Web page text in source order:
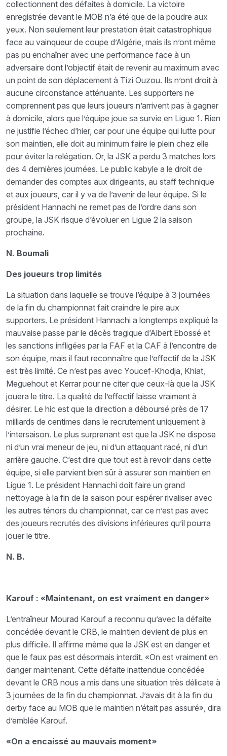
collectionnent des défaites à domicile. La victoire
enregistrée devant le MOB n’a été que de la poudre aux
yeux. Non seulement leur prestation était catastrophique
face au vainqueur de coupe d’Algérie, mais ils n’ont même
pas pu enchaîner avec une performance face à un
adversaire dont l’objectif était de revenir au maximum avec
un point de son déplacement à Tizi Ouzou. Ils n’ont droit à
aucune circonstance atténuante. Les supporters ne
comprennent pas que leurs joueurs n’arrivent pas à gagner
à domicile, alors que l’équipe joue sa survie en Ligue 1. Rien
ne justifie l’échec d’hier, car pour une équipe qui lutte pour
son maintien, elle doit au minimum faire le plein chez elle
pour éviter la relégation. Or, la JSK a perdu 3 matches lors
des 4 dernières journées. Le public kabyle a le droit de
demander des comptes aux dirigeants, au staff technique
et aux joueurs, car il y va de l’avenir de leur équipe. Si le
président Hannachi ne remet pas de l’ordre dans son
groupe, la JSK risque d’évoluer en Ligue 2 la saison
prochaine.
N. Boumali
Des joueurs trop limités
La situation dans laquelle se trouve l’équipe à 3 journées
de la fin du championnat fait craindre le pire aux
supporters. Le président Hannachi a longtemps expliqué la
mauvaise passe par le décès tragique d’Albert Ebossé et
les sanctions infligées par la FAF et la CAF à l’encontre de
son équipe, mais il faut reconnaître que l’effectif de la JSK
est très limité. Ce n’est pas avec Youcef-Khodja, Khiat,
Meguehout et Kerrar pour ne citer que ceux-là que la JSK
jouera le titre. La qualité de l’effectif laisse vraiment à
désirer. Le hic est que la direction a déboursé près de 17
milliards de centimes dans le recrutement uniquement à
l’intersaison. Le plus surprenant est que la JSK ne dispose
ni d’un vrai meneur de jeu, ni d’un attaquant racé, ni d’un
arrière gauche. C’est dire que tout est à revoir dans cette
équipe, si elle parvient bien sûr à assurer son maintien en
Ligue 1. Le président Hannachi doit faire un grand
nettoyage à la fin de la saison pour espérer rivaliser avec
les autres ténors du championnat, car ce n’est pas avec
des joueurs recrutés des divisions inférieures qu’il pourra
jouer le titre.
N. B.
Karouf : «Maintenant, on est vraiment en danger»
L’entraîneur Mourad Karouf a reconnu qu’avec la défaite
concédée devant le CRB, le maintien devient de plus en
plus difficile. Il affirme même que la JSK est en danger et
que le faux pas est désormais interdit. «On est vraiment en
danger maintenant. Cette défaite inattendue concédée
devant le CRB nous a mis dans une situation très délicate à
3 journées de la fin du championnat. J’avais dit à la fin du
derby face au MOB que le maintien n’était pas assuré», dira
d’emblée Karouf.
«On a encaissé au mauvais moment»